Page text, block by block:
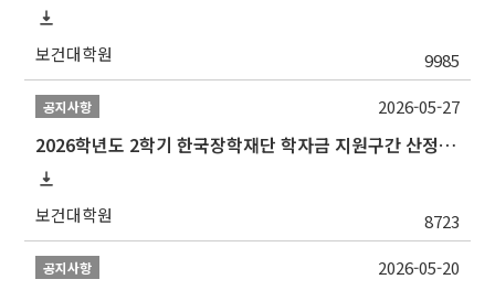
보건대학원 9985
공지사항
2026학년도 2학기 한국장학재단 학자금 지원구간 산정 신청 안내
보건대학원 8723
2026-05-27
공지사항 2026-05-20